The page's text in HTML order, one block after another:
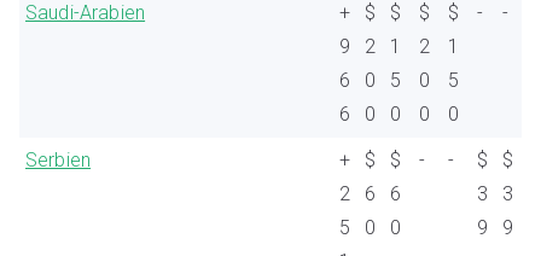
Saudi-Arabien
+
9
6
6
$
2
0
0
$
1
5
0
$
2
0
0
$
1
5
0
- -
Serbien
+
2
5
$
6
0
$
6
0
- -
$
3
9
$
3
9